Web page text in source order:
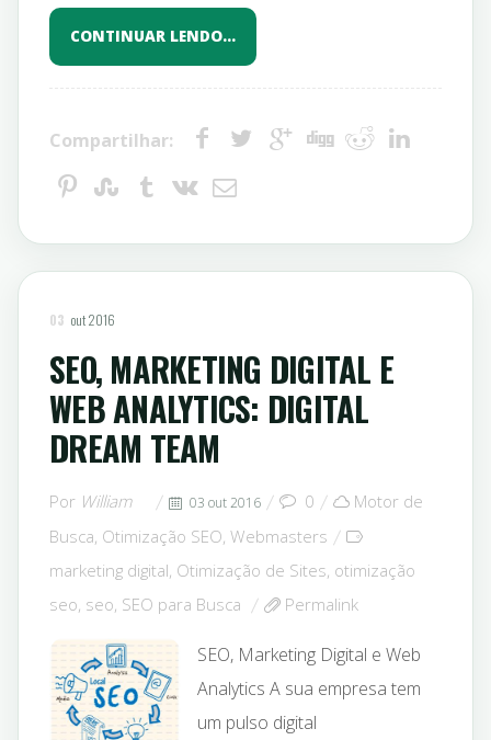
CONTINUAR LENDO…
Compartilhar:
03 out 2016
SEO, MARKETING DIGITAL E
WEB ANALYTICS: DIGITAL
DREAM TEAM
Por William 03 out 2016 0
Motor de
Busca, Otimização SEO, Webmasters
marketing digital, Otimização de Sites, otimização
seo, seo, SEO para Busca Permalink
SEO, Marketing Digital e Web
Analytics A sua empresa tem
um pulso digital